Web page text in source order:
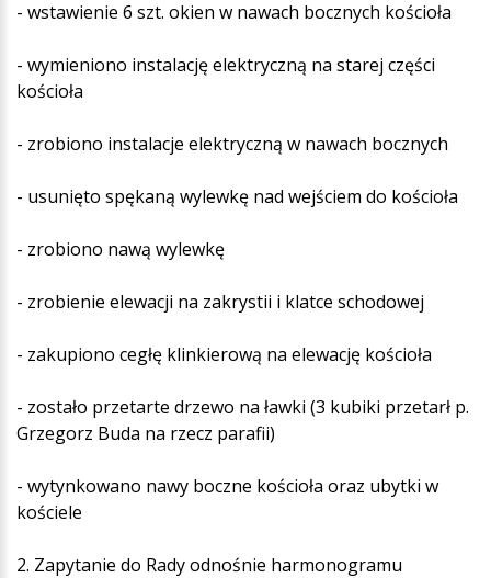
- wstawienie 6 szt. okien w nawach bocznych kościoła
- wymieniono instalację elektryczną na starej części
kościoła
- zrobiono instalacje elektryczną w nawach bocznych
- usunięto spękaną wylewkę nad wejściem do kościoła
- zrobiono nawą wylewkę
- zrobienie elewacji na zakrystii i klatce schodowej
- zakupiono cegłę klinkierową na elewację kościoła
- zostało przetarte drzewo na ławki (3 kubiki przetarł p.
Grzegorz Buda na rzecz parafii)
- wytynkowano nawy boczne kościoła oraz ubytki w
kościele
2. Zapytanie do Rady odnośnie harmonogramu